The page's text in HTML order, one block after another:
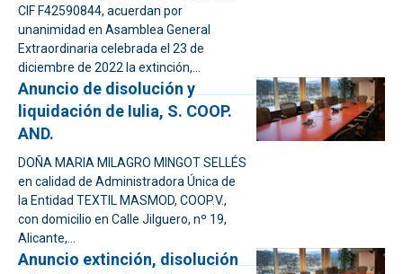
CIF F42590844, acuerdan por
unanimidad en Asamblea General
Extraordinaria celebrada el 23 de
diciembre de 2022 la extinción,...
Anuncio de disolución y
liquidación de Iulia, S. COOP.
AND.
DOÑA MARIA MILAGRO MINGOT SELLÉS
en calidad de Administradora Única de
la Entidad TEXTIL MASMOD, COOP.V.,
con domicilio en Calle Jilguero, nº 19,
Alicante,...
Anuncio extinción, disolución